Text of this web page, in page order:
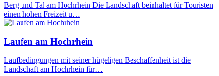
Berg und Tal am Hochrhein Die Landschaft beinhaltet für Touristen
einen hohen Freizeit u…
Laufen am Hochrhein
Laufbedingungen mit seiner hügeligen Beschaffenheit ist die
Landschaft am Hochrhein für…